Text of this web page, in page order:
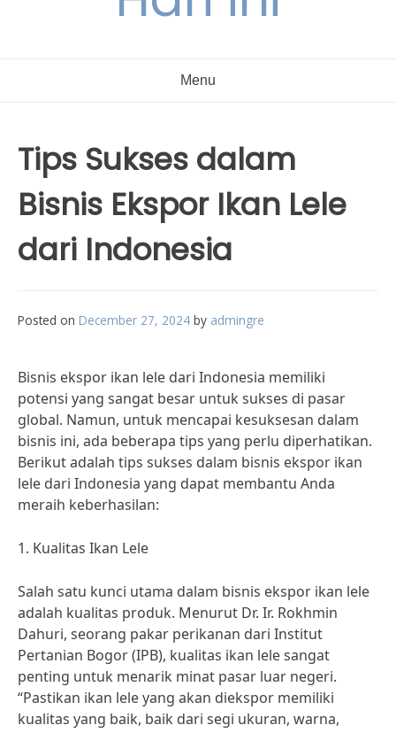
Menu
Tips Sukses dalam
Bisnis Ekspor Ikan Lele
dari Indonesia
Posted on December 27, 2024 by admingre
Bisnis ekspor ikan lele dari Indonesia memiliki
potensi yang sangat besar untuk sukses di pasar
global. Namun, untuk mencapai kesuksesan dalam
bisnis ini, ada beberapa tips yang perlu diperhatikan.
Berikut adalah tips sukses dalam bisnis ekspor ikan
lele dari Indonesia yang dapat membantu Anda
meraih keberhasilan:
1. Kualitas Ikan Lele
Salah satu kunci utama dalam bisnis ekspor ikan lele
adalah kualitas produk. Menurut Dr. Ir. Rokhmin
Dahuri, seorang pakar perikanan dari Institut
Pertanian Bogor (IPB), kualitas ikan lele sangat
penting untuk menarik minat pasar luar negeri.
“Pastikan ikan lele yang akan diekspor memiliki
kualitas yang baik, baik dari segi ukuran, warna,